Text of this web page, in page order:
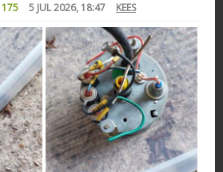
175 5 JUL 2026, 18:47 KEES